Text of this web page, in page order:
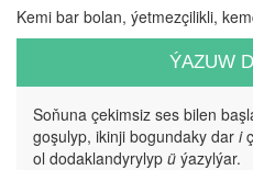
Kemi bar bolan, ýetmezçilikli,
ÝAZUW
Soňuna çekimsiz ses bilen
goşulyp, ikinji bogundaky dar i
ol dodaklandyrylyp ü ýazylýar.